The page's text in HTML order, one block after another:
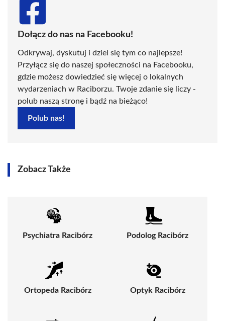
Dołącz do nas na Facebooku!
Odkrywaj, dyskutuj i dziel się tym co najlepsze!
Przyłącz się do naszej społeczności na Facebooku,
gdzie możesz dowiedzieć się więcej o lokalnych
wydarzeniach w Raciborzu. Twoje zdanie się liczy -
polub naszą stronę i bądź na bieżąco!
Polub nas!
Zobacz Także
Psychiatra Racibórz Podolog Racibórz
Ortopeda Racibórz Optyk Racibórz